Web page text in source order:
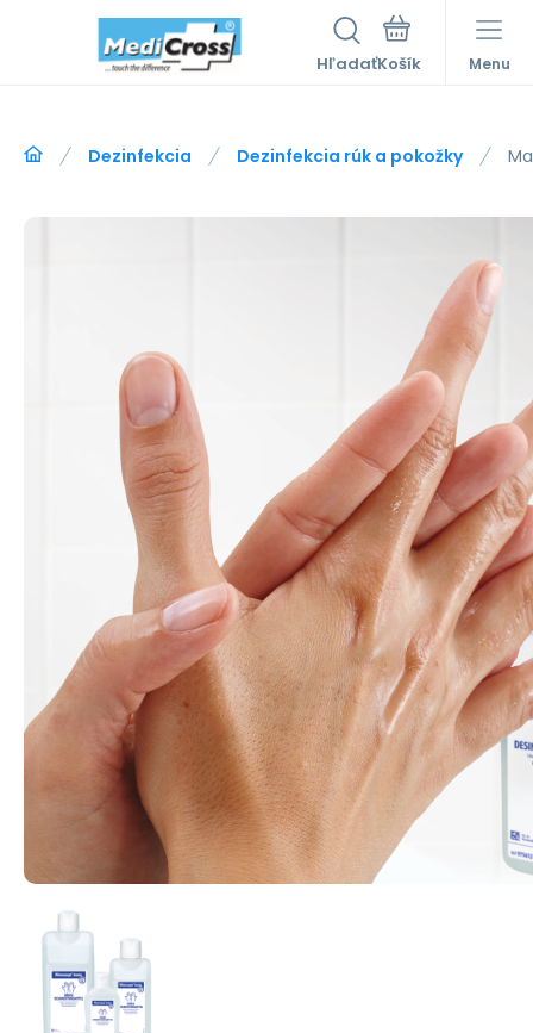
Hľadať Menu
Dezinfekcia Dezinfekcia rúk a pokožky